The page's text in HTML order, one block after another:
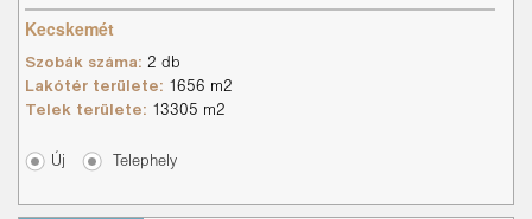
Kecskemét
Szobák száma: 2 db
Lakótér területe: 1656 m2
Telek területe: 13305 m2
Új Telephely